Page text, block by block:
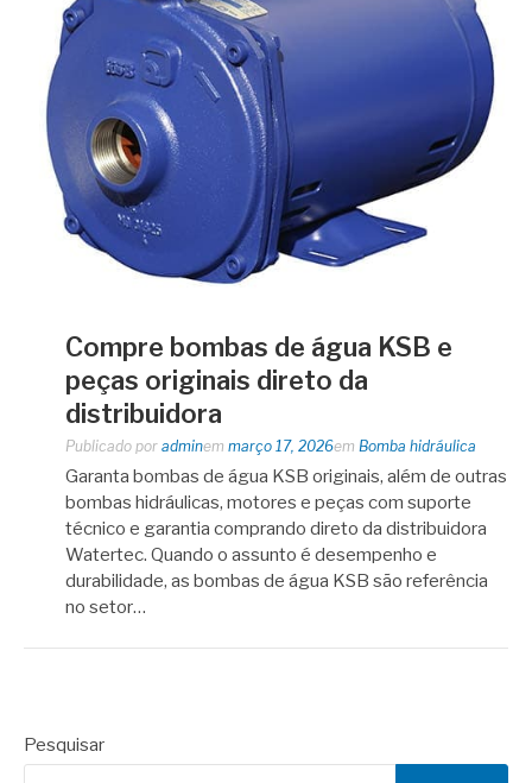
Compre bombas de água KSB e
peças originais direto da
distribuidora
Publicado por adminem março 17, 2026em Bomba hidráulica
Garanta bombas de água KSB originais, além de outras
bombas hidráulicas, motores e peças com suporte
técnico e garantia comprando direto da distribuidora
Watertec. Quando o assunto é desempenho e
durabilidade, as bombas de água KSB são referência
no setor…
Pesquisar